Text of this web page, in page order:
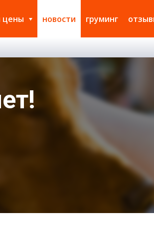
цены новости груминг